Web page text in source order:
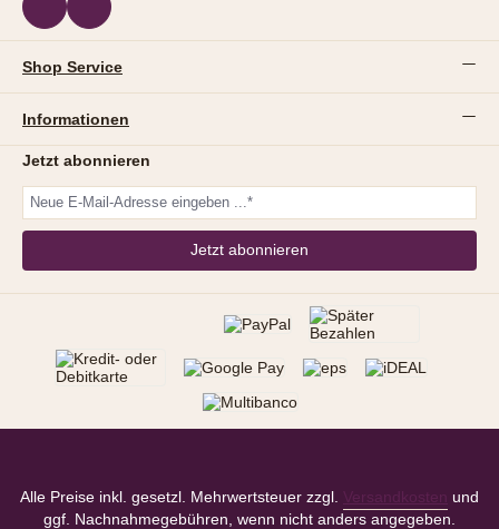
Shop Service
Informationen
Jetzt abonnieren
Jetzt abonnieren
Alle Preise inkl. gesetzl. Mehrwertsteuer zzgl. Versandkosten
und
ggf. Nachnahmegebühren, wenn nicht anders angegeben.